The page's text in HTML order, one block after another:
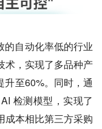
的自动化率低的行业
术，实现了多品种产
至60%。同时，通
检测模型，实现了
成本相比第三方采购